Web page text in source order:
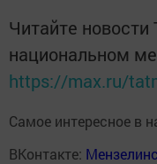
Читайте новости
национальном
https://max.ru/
Самое интересное в
ВКонтакте: